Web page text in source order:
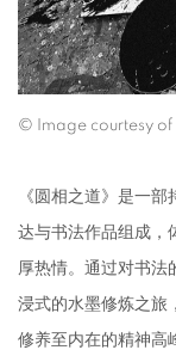
© Image courtesy of
《圆相之道》是一
达与书法作品组成，
厚热情。通过对书法
浸式的水墨修炼之旅
修养至内在的精神高